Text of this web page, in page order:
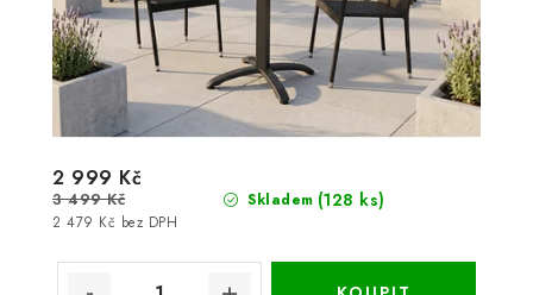
Skladem (128 ks)
2 479 Kč bez DPH
2 999 Kč
3 499 Kč